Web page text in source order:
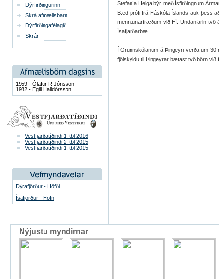
Dýrfirðingurinn
Skrá afmælisbarn
Dýrfirðingafélagið
Skrár
1959 - Ólafur R Jónsson
1982 - Egill Halldórsson
Vestfjarðatíðindi 1. tbl 2016
Vestfjarðatíðindi 2. tbl 2015
Vestfjarðatíðindi 1. tbl 2015
Dýrafjörður - Höfði
Ísafjörður - Höfn
Stefanía Helga býr með Ísfirðingnum
B.ed prófi frá Háskóla Íslands auk þess
menntunarfræðum við HÍ. Undanfarin tvö
Ísafjarðarbæ.
Í Grunnskólanum á Þingeyri verða um
fjölskyldu til Þingeyrar bætast tvö börn við
Nýjustu myndirnar